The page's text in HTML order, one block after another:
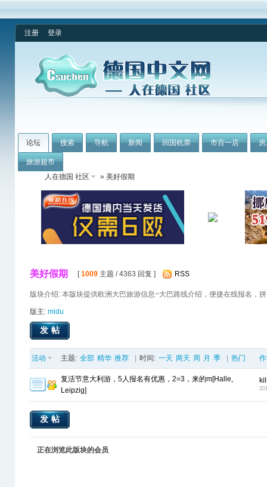
注册 登录
论坛 搜索 导航 新闻 回国机票 市百一店
旅游超市
人在德国 社区
» 美好假期
美好假期 [1009 主题 / 4363 回复 ] RSS
版块介绍: 本版块提供欧洲大巴旅游信息~大巴路线介绍，便捷在线报名，
版主: midu
发帖
活动 主题: 全部 精华 推荐 时间: 一天 两天 周 月 季 热门
复活节意大利游，5人报名有优惠，2=3，来的m[Halle,
Leipzig]
发帖
正在浏览此版块的会员